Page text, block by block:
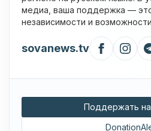
медиа, ваша поддержка —
независимости и
sovanews.tv
Поддержать